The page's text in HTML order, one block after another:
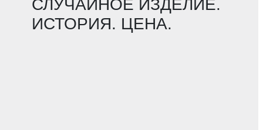
СЛУЧАЙНОЕ ИЗДЕЛИЕ.
ИСТОРИЯ. ЦЕНА.